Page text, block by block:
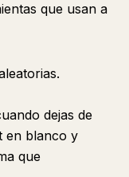
que usan a
dejas de
en blanco y
que